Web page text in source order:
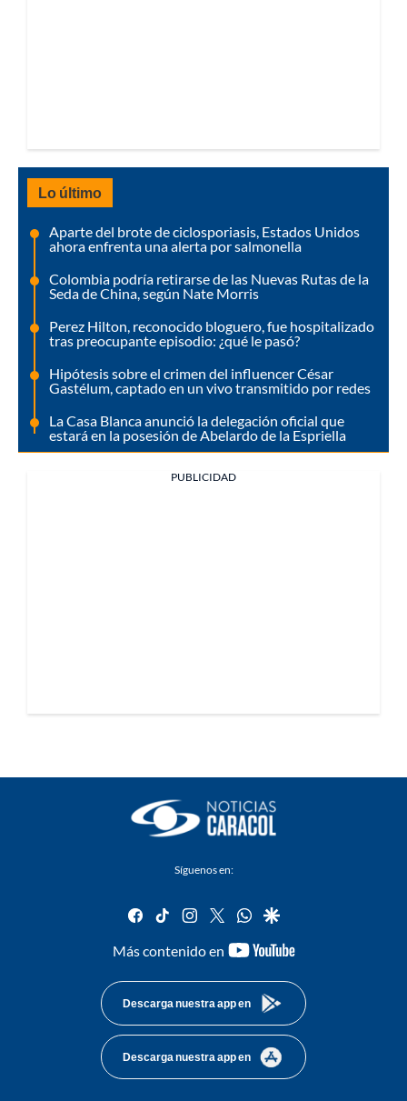
Lo último
Aparte del brote de ciclosporiasis, Estados Unidos
ahora enfrenta una alerta por salmonella
Colombia podría retirarse de las Nuevas Rutas de la
Seda de China, según Nate Morris
Perez Hilton, reconocido bloguero, fue hospitalizado
tras preocupante episodio: ¿qué le pasó?
Hipótesis sobre el crimen del influencer César
Gastélum, captado en un vivo transmitido por redes
La Casa Blanca anunció la delegación oficial que
estará en la posesión de Abelardo de la Espriella
PUBLICIDAD
Síguenos en:
facebook
tiktok instagram
twitterwhatsapp
google
Más contenido en
youtube-
Descarga nuestra app en
Descarga nuestra app en